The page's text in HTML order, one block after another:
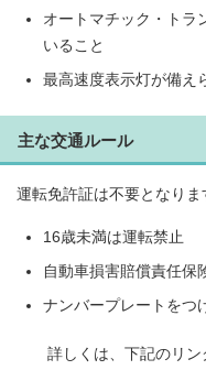
オートマチック・トラ
いること
最高速度表示灯が備え
主な交通ルール
運転免許証は不要となりま
16歳未満は運転禁止
自動車損害賠償責任保
ナンバープレートをつ
詳しくは、下記のリン